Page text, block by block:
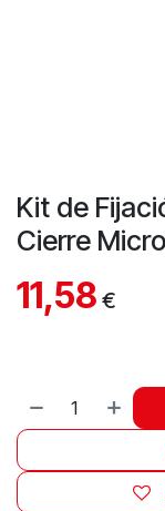
Kit de
Cierre
11,58 €